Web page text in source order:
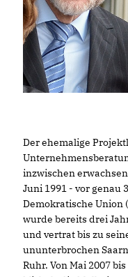
Der ehemalige
inzwischen
Juni 1991 - vor genau
Demokratische Union
wurde bereits drei
und vertrat bis zu
ununterbrochen
Ruhr. Von Mai 2007